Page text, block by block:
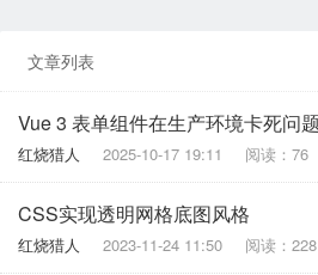
文章列表
红烧猎人 2025-10-17 19:11 阅读：76
CSS实现透明网格底图风格
红烧猎人 2023-11-24 11:50 阅读：228